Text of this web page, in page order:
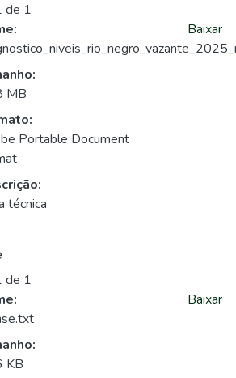
de 1
MB
Portable Document
técnica
Baixar
de 1
KB
Baixar